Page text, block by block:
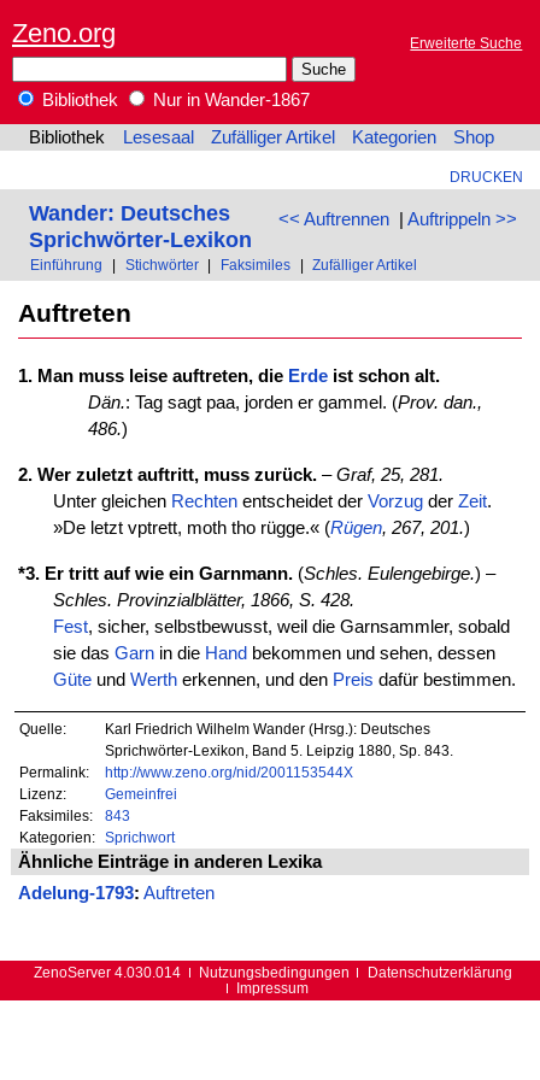
Zeno.org Erweiterte Suche
Bibliothek
Nur in Wander-1867
Bibliothek
Lesesaal Zufälliger Artikel Kategorien Shop
DRUCKEN
<< Auftrennen| Auftrippeln >>
Wander: Deutsches
Sprichwörter-Lexikon
Einführung Stichwörter Faksimiles Zufälliger Artikel
Auftreten
1. Man muss leise auftreten, die Erdeist schon alt.
Dän.: Tag sagt paa, jorden er gammel. (Prov. dan.,
486.)
2. Wer zuletzt auftritt, muss zurück.–Graf, 25, 281.
Unter gleichen Rechtenentscheidet der Vorzugder Zeit.
»De letzt vptrett, moth tho rügge.« (Rügen, 267, 201.)
*3. Er tritt auf wie ein Garnmann.(Schles. Eulengebirge.) –
Schles. Provinzialblätter, 1866, S. 428.
Fest, sicher, selbstbewusst, weil die Garnsammler, sobald
sie das Garnin die Hand bekommen und sehen, dessen
Güteund Wertherkennen, und den Preis dafür bestimmen.
Quelle:
Karl Friedrich Wilhelm Wander (Hrsg.): Deutsches
Sprichwörter-Lexikon, Band 5. Leipzig 1880, Sp. 843.
Permalink:
http://www.zeno.org/nid/2001153544X
Lizenz:
Gemeinfrei
Faksimiles:
843
Kategorien:
Sprichwort
Ähnliche Einträge in anderen Lexika
Adelung-1793: Auftreten
ZenoServer 4.030.014 Nutzungsbedingungen
Datenschutzerklärung
Impressum